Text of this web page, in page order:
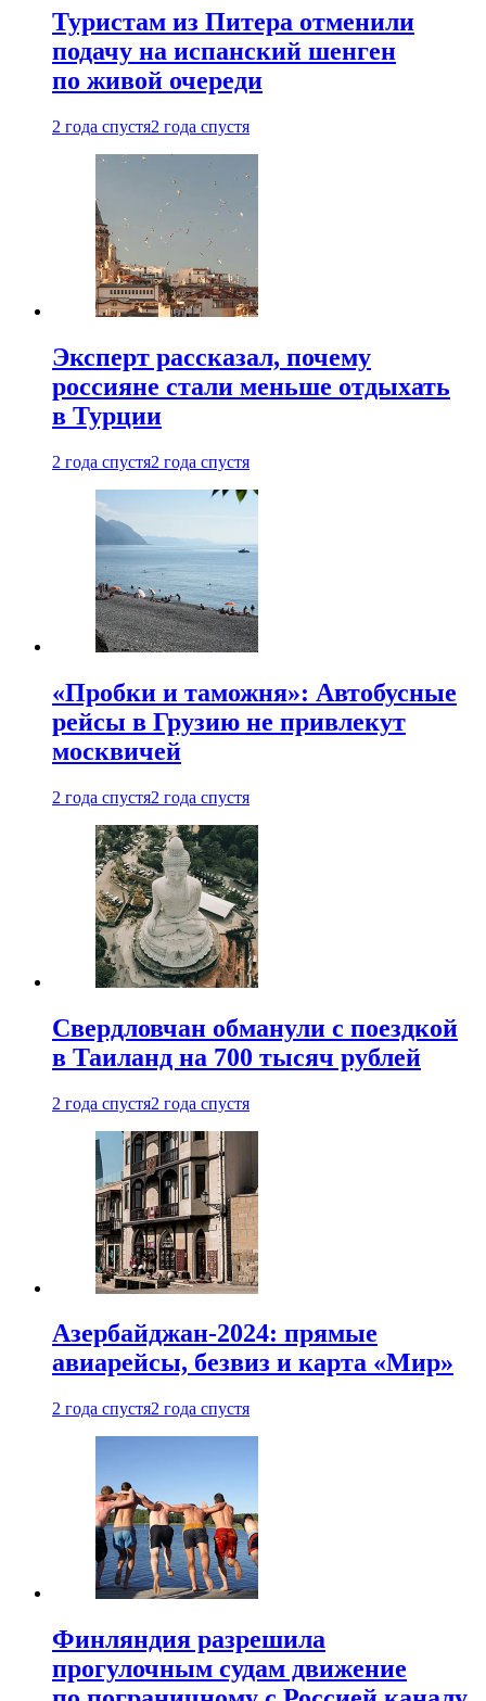
Туристам из Питера отменили
подачу на испанский шенген
по живой очереди
2 года спустя2 года спустя
Эксперт рассказал, почему
россияне стали меньше отдыхать
в Турции
2 года спустя2 года спустя
«Пробки и таможня»: Автобусные
рейсы в Грузию не привлекут
москвичей
2 года спустя2 года спустя
Свердловчан обманули с поездкой
в Таиланд на 700 тысяч рублей
2 года спустя2 года спустя
Азербайджан-2024: прямые
авиарейсы, безвиз и карта «Мир»
2 года спустя2 года спустя
Финляндия разрешила
прогулочным судам движение